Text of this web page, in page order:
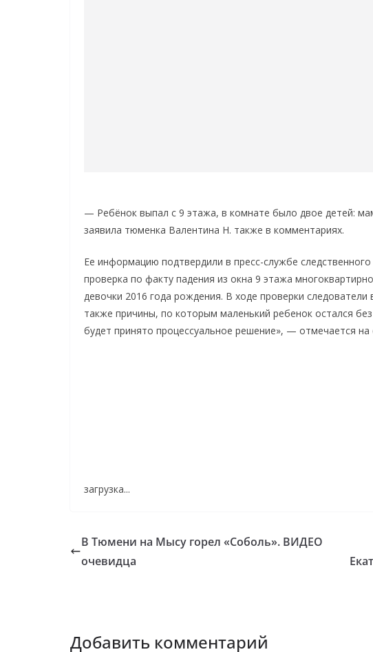
— Ребёнок выпал с 9 этажа, в комнате было двое детей:
заявила тюменка Валентина Н. также в комментариях.
Ее информацию подтвердили в пресс-службе
проверка по факту падения из окна 9 этажа
девочки 2016 года рождения. В ходе проверки
также причины, по которым маленький ребенок остался
будет принято процессуальное решение», — отмечается
загрузка...
В Тюмени на Мысу горел «Соболь». ВИДЕО
очевидца
Добавить комментарий